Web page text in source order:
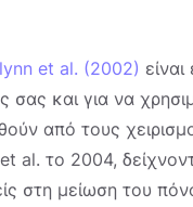
et al. (2002)
σας και για να
από τους
το 2004,
στη μείωση του